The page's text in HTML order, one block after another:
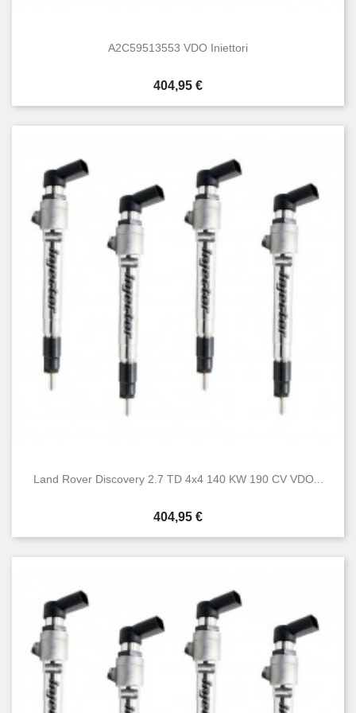
A2C59513553 VDO Iniettori
Prezzo
404,95 €
Land Rover Discovery 2.7 TD 4x4 140 KW 190 CV VDO...
Prezzo
404,95 €